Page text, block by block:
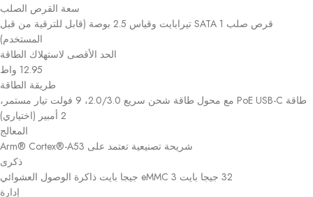
سعة القرص الصلب
قرص صلب SATA 1 تيرابايت وقياس 2.5 بوصة (قابل للترقية من قبل
المستخدم)
الحد الأقصى لاستهلاك الطاقة
12.95 واط
طريقة الطاقة
طاقة PoE USB-C مع محول طاقة شحن سريع 2.0/3.0، 9 فولت تيار مستمر،
2 أمبير (اختياري)
المعالج
شريحة تصنيعية تعتمد على Arm® Cortex®-A53
ذكرى
32 جيجا بايت eMMC 3 جيجا بايت ذاكرة الوصول العشوائي
إدارة